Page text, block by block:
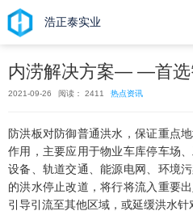
浩正泰实业
内涝解决方案— —首选
2021-09-26 阅读： 2411 热点资讯
防洪板对防御普通洪水，保证重点
作用，主要应用于物业车库停车场
设备、轨道交通、能源电网、环境
的洪水停止改道，将行将流入重要
引导引流至其他区域，或延缓洪水针